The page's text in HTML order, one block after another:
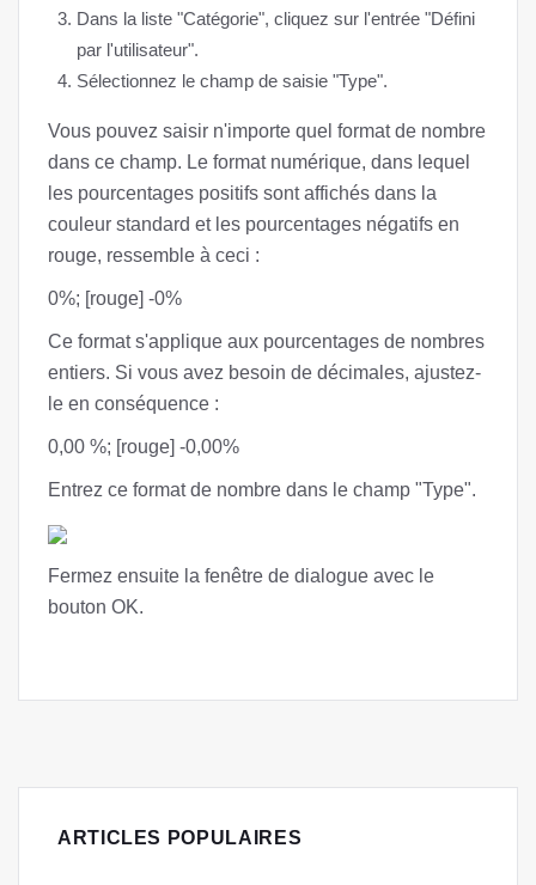
Dans la liste "Catégorie", cliquez sur l'entrée "Défini
par l'utilisateur".
Sélectionnez le champ de saisie "Type".
Vous pouvez saisir n'importe quel format de nombre
dans ce champ. Le format numérique, dans lequel
les pourcentages positifs sont affichés dans la
couleur standard et les pourcentages négatifs en
rouge, ressemble à ceci :
0%; [rouge] -0%
Ce format s'applique aux pourcentages de nombres
entiers. Si vous avez besoin de décimales, ajustez-
le en conséquence :
0,00 %; [rouge] -0,00%
Entrez ce format de nombre dans le champ "Type".
Fermez ensuite la fenêtre de dialogue avec le
bouton OK.
ARTICLES POPULAIRES